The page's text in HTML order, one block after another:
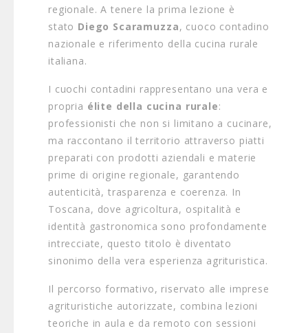
regionale. A tenere la prima lezione è
stato Diego Scaramuzza, cuoco contadino
nazionale e riferimento della cucina rurale
italiana.
I cuochi contadini rappresentano una vera e
propria élite della cucina rurale:
professionisti che non si limitano a cucinare,
ma raccontano il territorio attraverso piatti
preparati con prodotti aziendali e materie
prime di origine regionale, garantendo
autenticità, trasparenza e coerenza. In
Toscana, dove agricoltura, ospitalità e
identità gastronomica sono profondamente
intrecciate, questo titolo è diventato
sinonimo della vera esperienza agrituristica.
Il percorso formativo, riservato alle imprese
agrituristiche autorizzate, combina lezioni
teoriche in aula e da remoto con sessioni